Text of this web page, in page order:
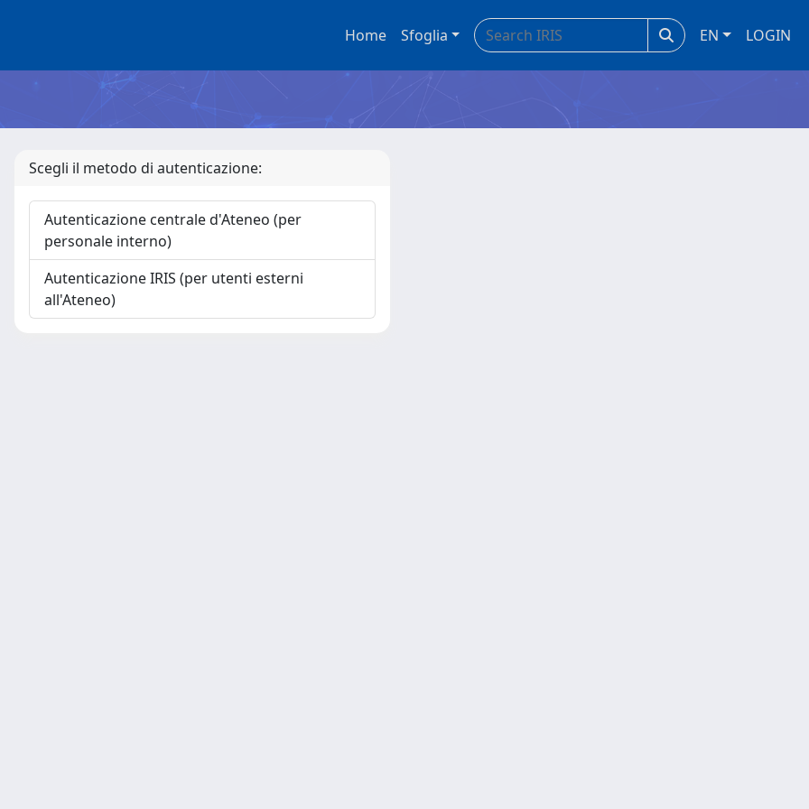
Home Sfoglia EN LOGIN
Scegli il metodo di autenticazione:
Autenticazione centrale d'Ateneo (per
personale interno)
Autenticazione IRIS (per utenti esterni
all'Ateneo)